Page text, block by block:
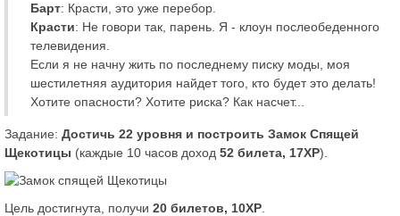
Барт: Красти, это уже перебор.
Красти: Не говори так, парень. Я - клоун послеобеденного
телевидения.
Если я не начну жить по последнему писку моды, моя
шестилетняя аудитория найдет того, кто будет это делать!
Хотите опасности? Хотите риска? Как насчет...
Задание: Достичь 22 уровня и построить Замок Спящей
Щекотицы (каждые 10 часов доход 52 билета, 17XP).
Цель достигнута, получи 20 билетов, 10XP